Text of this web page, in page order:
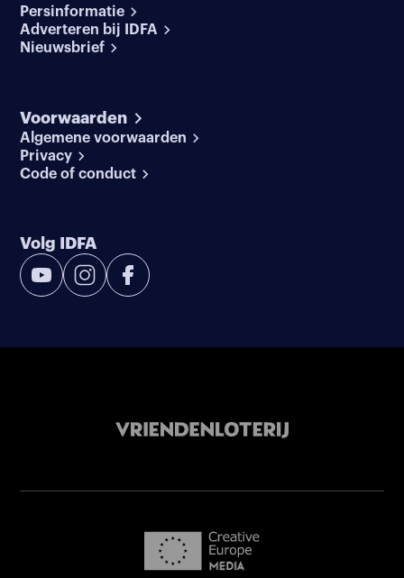
Persinformatie
Adverteren bij IDFA
Nieuwsbrief
Voorwaarden
Algemene voorwaarden
Privacy
Code of conduct
Volg IDFA